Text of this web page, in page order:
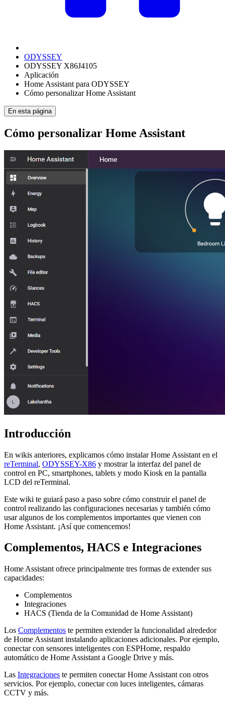
ODYSSEY
ODYSSEY X86J4105
Aplicación
Home Assistant para ODYSSEY
Cómo personalizar Home Assistant
En esta página
Cómo personalizar Home Assistant
Introducción
En wikis anteriores, explicamos cómo instalar Home Assistant en el
reTerminal, ODYSSEY-X86 y mostrar la interfaz del panel de
control en PC, smartphones, tablets y modo Kiosk en la pantalla
LCD del reTerminal.
Este wiki te guiará paso a paso sobre cómo construir el panel de
control realizando las configuraciones necesarias y también cómo
usar algunos de los complementos importantes que vienen con
Home Assistant. ¡Así que comencemos!
Complementos, HACS e Integraciones
Home Assistant ofrece principalmente tres formas de extender sus
capacidades:
Complementos
Integraciones
HACS (Tienda de la Comunidad de Home Assistant)
Los Complementos te permiten extender la funcionalidad alrededor
de Home Assistant instalando aplicaciones adicionales. Por ejemplo,
conectar con sensores inteligentes con ESPHome, respaldo
automático de Home Assistant a Google Drive y más.
Las Integraciones te permiten conectar Home Assistant con otros
servicios. Por ejemplo, conectar con luces inteligentes, cámaras
CCTV y más.